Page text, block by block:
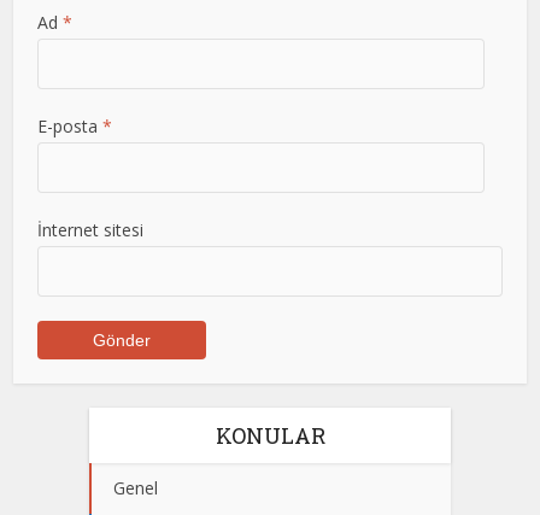
Ad*
E-posta*
İnternet sitesi
KONULAR
Genel